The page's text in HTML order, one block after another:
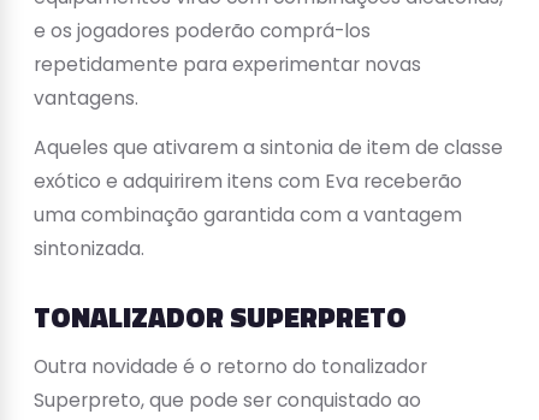
e os jogadores poderão comprá-los
repetidamente para experimentar novas
vantagens.
Aqueles que ativarem a sintonia de item de classe
exótico e adquirirem itens com Eva receberão
uma combinação garantida com a vantagem
sintonizada.
TONALIZADOR SUPERPRETO
Outra novidade é o retorno do tonalizador
Superpreto, que pode ser conquistado ao